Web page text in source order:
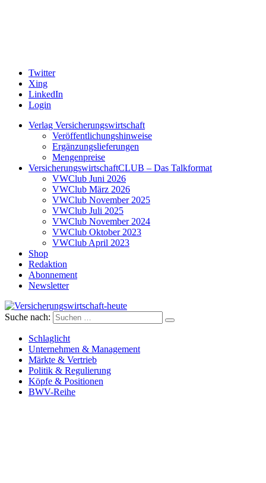
Twitter
Xing
LinkedIn
Login
Verlag Versicherungswirtschaft
Veröffentlichungshinweise
Ergänzungslieferungen
Mengenpreise
VersicherungswirtschaftCLUB – Das Talkformat
VWClub Juni 2026
VWClub März 2026
VWClub November 2025
VWClub Juli 2025
VWClub November 2024
VWClub Oktober 2023
VWClub April 2023
Shop
Redaktion
Abonnement
Newsletter
Versicherungswirtschaft-heute
Suche nach:
Schlaglicht
Unternehmen & Management
Märkte & Vertrieb
Politik & Regulierung
Köpfe & Positionen
BWV-Reihe